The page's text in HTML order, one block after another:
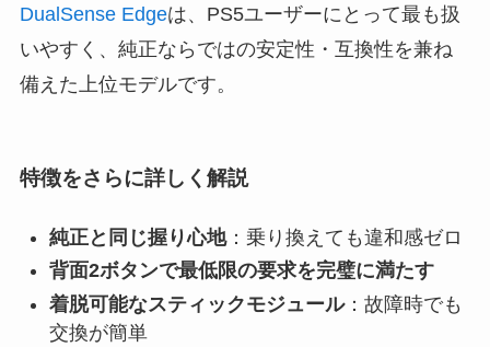
DualSense Edgeは、PS5ユーザーにとって最も扱
いやすく、純正ならではの安定性・互換性を兼ね
備えた上位モデルです。
特徴をさらに詳しく解説
純正と同じ握り心地：乗り換えても違和感ゼロ
背面2ボタンで最低限の要求を完璧に満たす
着脱可能なスティックモジュール：故障時でも
交換が簡単